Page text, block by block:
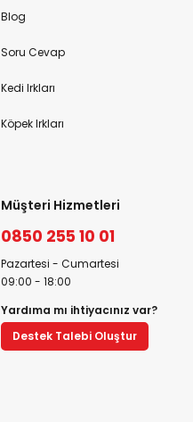
Blog
Soru Cevap
Kedi Irkları
Köpek Irkları
Müşteri Hizmetleri
0850 255 10 01
Pazartesi - Cumartesi
09:00 - 18:00
Yardıma mı ihtiyacınız var?
Destek Talebi Oluştur